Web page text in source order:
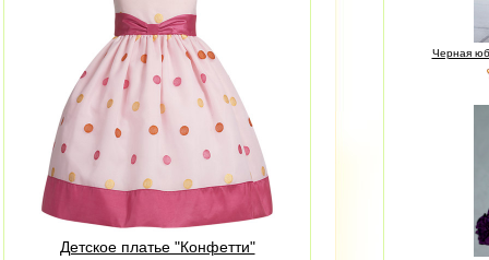
Детское платье "Конфетти"
Черная